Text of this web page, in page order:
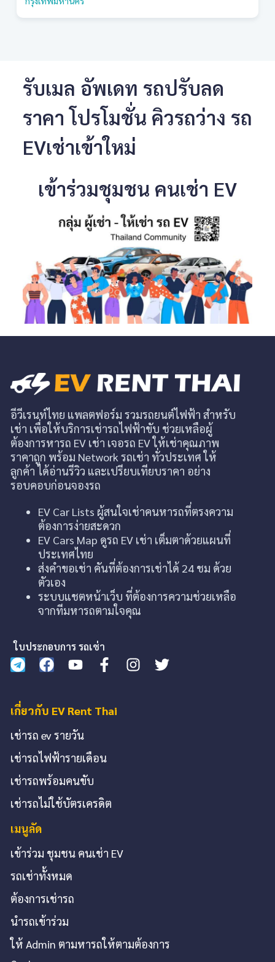
รับเมล อัพเดท รถปรับลด
ราคา โปรโมชั่น คิวรถว่าง รถ
EVเช่าเข้าใหม่
เข้าร่วมชุมชน คนเช่า EV
อีวีเรนท์ไทย แพลตฟอร์ม รวมรถยนต์ไฟฟ้า สำหรับ
เช่า เพื่อให้บริการเช่ารถไฟฟ้าขับ ช่วยเหลือผู้
ต้องการหารถ EV เช่า เจอรถ EV ให้เช่าคุณภาพ
ราคาถูก พร้อม Network รถเช่า ทั่วประเทศ ให้
ลูกค้า ได้อ่านรีวิว และเปรียบเทียบราคา อย่าง
รอบคอบก่อนจองรถ
EV Car Lists ผู้สนใจเช่าคนหารถที่ตรงความ
ต้องการง่ายสะดวก
EV Cars Map ดูรถ EV เช่า เต็มตาด้วยแผนที่
ประเทศไทย
ส่งคำขอเช่า คันที่ต้องการเช่าได้ 24 ชม ด้วย
ตัวเอง
ระบบแชตหน้าเว็บ ที่ต้องการความช่วยเหลือ
จากทีมหารถตามใจคุณ
ใบประกอบการ รถเช่า
เกี่ยวกับ EV Rent Thai
เช่ารถ ev รายวัน
เช่ารถไฟฟ้ารายเดือน
เช่ารถพร้อมคนขับ
เช่ารถไม่ใช้บัตรเครดิต
เมนูลัด
เข้าร่วม ชุมชน คนเช่า EV
รถเช่าทั้งหมด
ต้องการเช่ารถ
นำรถเข้าร่วม
ให้ Admin ตามหารถให้ตามต้องการ